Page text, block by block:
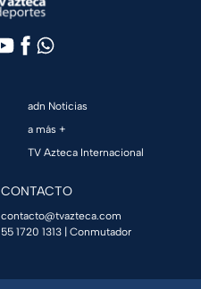
adn Noticias
a más +
TV Azteca Internacional
CONTACTO
contacto@tvazteca.com
55 1720 1313 | Conmutador